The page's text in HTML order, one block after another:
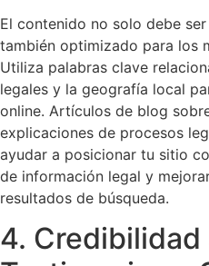
El contenido no solo debe
también optimizado para los
Utiliza palabras clave
legales y la geografía local
online. Artículos de blog
explicaciones de procesos
ayudar a posicionar tu sitio
de información legal y
resultados de búsqueda.
4. Credibilidad